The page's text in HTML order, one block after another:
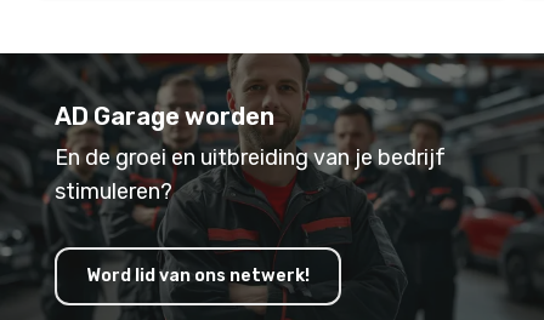
AD Garage worden
En de groei en uitbreiding van je bedrijf
stimuleren?
Word lid van ons netwerk!